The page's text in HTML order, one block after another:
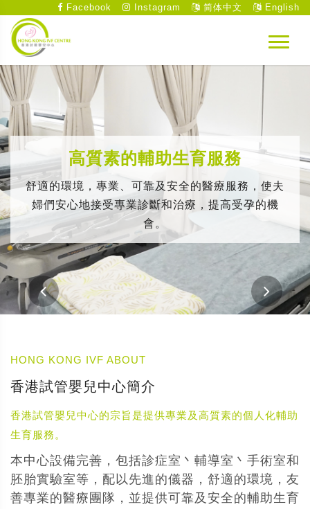
Facebook Instagram 简体中文 English
高質素的輔助生育服務
舒適的環境，專業、可靠及安全的醫療服務，使夫
婦們安心地接受專業診斷和治療，提高受孕的機
會。
HONG KONG IVF ABOUT
香港試管嬰兒中心簡介
香港試管嬰兒中心的宗旨是提供專業及高質素的個人化輔助
生育服務。
本中心設備完善，包括診症室丶輔導室丶手術室和
胚胎實驗室等，配以先進的儀器，舒適的環境，友
善專業的醫療團隊，並提供可靠及安全的輔助生育